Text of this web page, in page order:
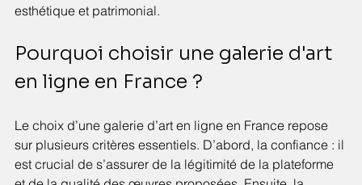
esthétique et patrimonial.
Pourquoi choisir une galerie d'art
en ligne en France ?
Le choix d’une galerie d’art en ligne en France repose
sur plusieurs critères essentiels. D’abord, la confiance : il
est crucial de s’assurer de la légitimité de la plateforme